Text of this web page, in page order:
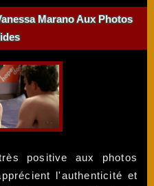
Marano Aux Photos
positive aux photos
l'authenticité et